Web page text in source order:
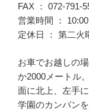
FAX ： 072-791-
営業時間 ：
定休日 ： 第二火
お車でお越しの
か2000メートル
面に北上、左手
学園のカンバン